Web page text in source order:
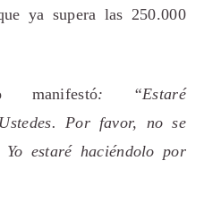
ya supera las 250.000
manifestó: “Estaré
Por favor, no se
estaré haciéndolo por